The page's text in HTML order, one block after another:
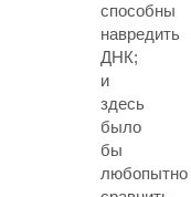
способны
навредить
ДНК;
и
здесь
было
бы
любопытно